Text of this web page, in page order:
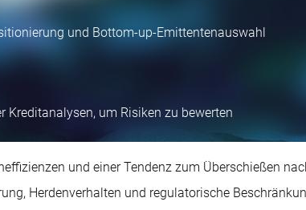
und Bottom-up-Emittentenauswahl
um Risiken zu bewerten
und einer Tendenz zum Überschießen
Herdenverhalten und regulatorische